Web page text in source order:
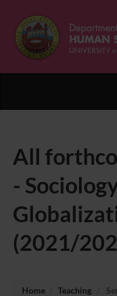
All
-
(2021/
Home Teaching